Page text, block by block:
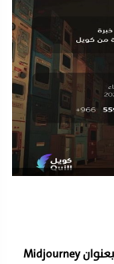
تطلق منصة كُوِيل التعليمية دورة تدريبية متخصصة بعنوان Midjourney